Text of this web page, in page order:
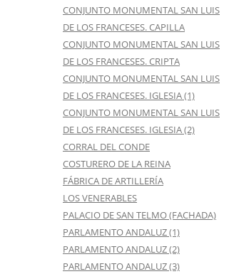
CONJUNTO MONUMENTAL SAN LUIS
DE LOS FRANCESES. CAPILLA
CONJUNTO MONUMENTAL SAN LUIS
DE LOS FRANCESES. CRIPTA
CONJUNTO MONUMENTAL SAN LUIS
DE LOS FRANCESES. IGLESIA (1)
CONJUNTO MONUMENTAL SAN LUIS
DE LOS FRANCESES. IGLESIA (2)
CORRAL DEL CONDE
COSTURERO DE LA REINA
FÁBRICA DE ARTILLERÍA
LOS VENERABLES
PALACIO DE SAN TELMO (FACHADA)
PARLAMENTO ANDALUZ (1)
PARLAMENTO ANDALUZ (2)
PARLAMENTO ANDALUZ (3)